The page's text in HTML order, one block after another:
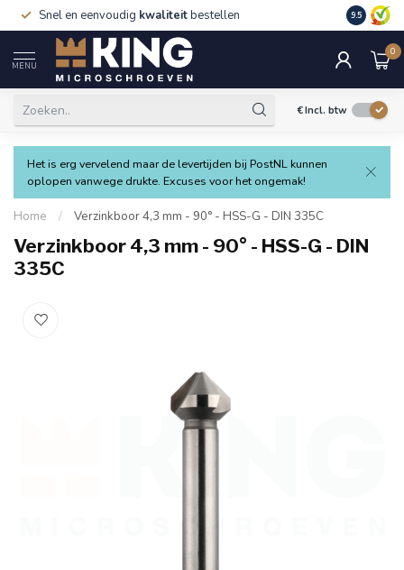
Snel en eenvoudig kwaliteitbestellen 9.5
MENU
0
€Incl. btw
Het is erg vervelend maar de levertijden bij PostNL kunnen
oplopen vanwege drukte. Excuses voor het ongemak!
Home / Verzinkboor 4,3 mm - 90° - HSS-G - DIN 335C
Verzinkboor 4,3 mm - 90° - HSS-G - DIN
335C